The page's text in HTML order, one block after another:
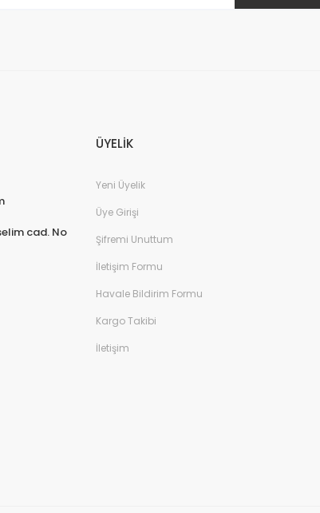
cad. No
ÜYELİK
Yeni Üyelik
Üye Girişi
Şifremi Unuttum
İletişim Formu
Havale Bildirim Formu
Kargo Takibi
İletişim